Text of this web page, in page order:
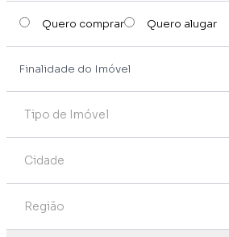
Quero comprar Quero alugar
Tipo de Imóvel
Cidade
Região